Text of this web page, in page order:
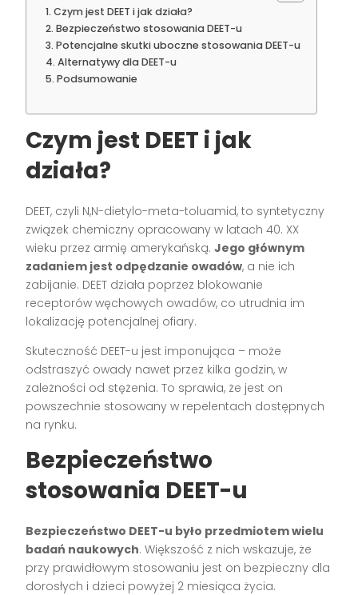
Czym jest DEET i jak działa?
Bezpieczeństwo stosowania DEET-u
Potencjalne skutki uboczne stosowania DEET-u
Alternatywy dla DEET-u
Podsumowanie
Czym jest DEET i jak
działa?
DEET, czyli N,N-dietylo-meta-toluamid, to syntetyczny
związek chemiczny opracowany w latach 40. XX
wieku przez armię amerykańską.Jego głównym
zadaniem jest odpędzanie owadów, a nie ich
zabijanie. DEET działa poprzez blokowanie
receptorów węchowych owadów, co utrudnia im
lokalizację potencjalnej ofiary.
Skuteczność DEET-u jest imponująca – może
odstraszyć owady nawet przez kilka godzin, w
zależności od stężenia. To sprawia, że jest on
powszechnie stosowany w repelentach dostępnych
na rynku.
Bezpieczeństwo
stosowania DEET-u
Bezpieczeństwo DEET-u było przedmiotem wielu
badań naukowych. Większość z nich wskazuje, że
przy prawidłowym stosowaniu jest on bezpieczny dla
dorosłych i dzieci powyżej 2 miesiąca życia.